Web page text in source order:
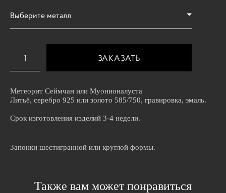
Выберите металл
ЗАКАЗАТЬ
Метеорит Сеймчан или Муонионалуста
Литьё, серебро 925 или золото 585/750, гравировка, эмаль.
Срок изготовления изделий 3-4 недели.
Запонки шестигранной или круглой формы.
Также вам может понравиться